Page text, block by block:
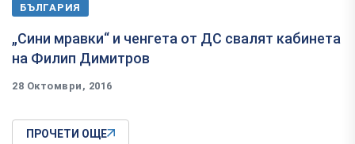
БЪЛГАРИЯ
​„Сини мравки“ и ченгета от ДС свалят кабинета
на Филип Димитров
28 Октомври, 2016
ПРОЧЕТИ ОЩЕ